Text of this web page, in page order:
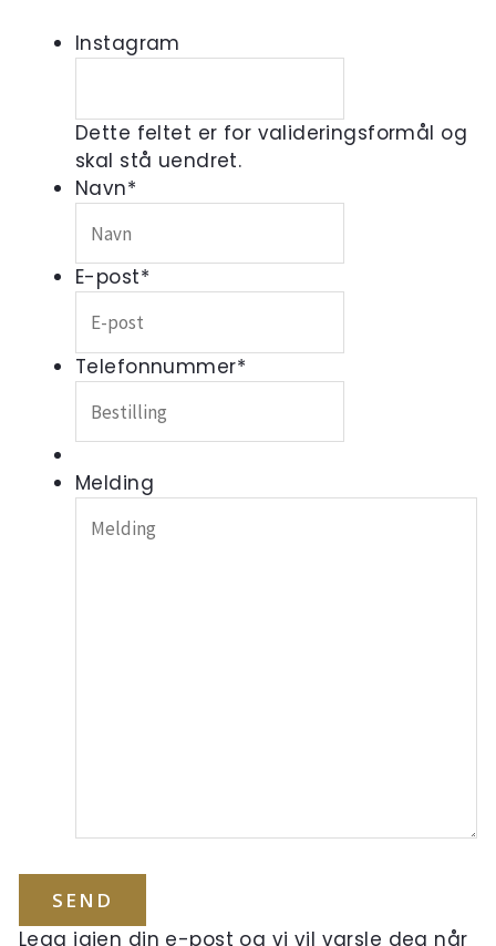
Instagram
Dette feltet er for valideringsformål og
skal stå uendret.
Navn*
E-post*
Telefonnummer*
Melding
Legg igjen din e-post og vi vil varsle deg når